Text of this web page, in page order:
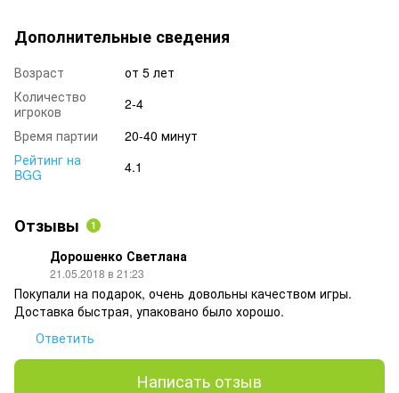
Дополнительные сведения
Возраст
от 5 лет
Количество
игроков
2-4
Время партии
20-40 минут
Рейтинг на
BGG
4.1
Отзывы 1
Дорошенко Светлана
21.05.2018 в 21:23
Покупали на подарок, очень довольны качеством игры.
Доставка быстрая, упаковано было хорошо.
Ответить
Написать отзыв